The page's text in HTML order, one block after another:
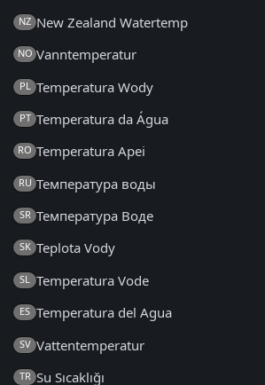
NZ New Zealand Watertemp
NO Vanntemperatur
PL Temperatura Wody
PT Temperatura da Água
RO Temperatura Apei
RU Температура воды
SR Температура Воде
SK Teplota Vody
SL Temperatura Vode
ES Temperatura del Agua
SV Vattentemperatur
TR Su Sıcaklığı